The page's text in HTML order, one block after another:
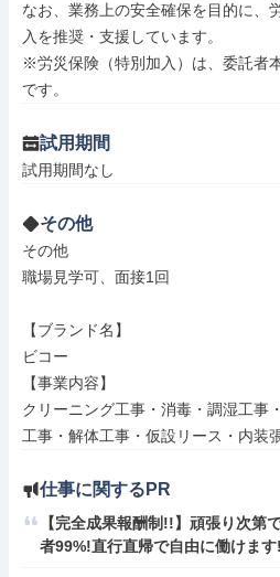
なお、業務上の安全確保を目的に、
入を推奨・支援しています。
※労災保険（特別加入）は、委託者
です。
試用期間
試用期間なし
その他
その他
職場見学可、面接1回
【ブランド名】
ビコー
【事業内容】
クリーニング工事・消毒・調湿工事
工事・解体工事・仮設リース・内装
仕事に関するPR
【完全成果報酬制!!】頑張り次第
者99%!直行直帰で自由に働けます!